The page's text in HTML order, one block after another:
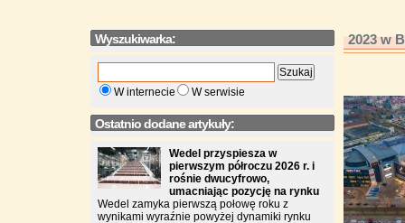
2023 w
Wyszukiwarka:
W internecie W serwisie
Ostatnio dodane artykuły:
Wedel przyspiesza w
pierwszym półroczu 2026 r. i
rośnie dwucyfrowo,
umacniając pozycję na rynku
Wedel zamyka pierwszą połowę roku z
wynikami wyraźnie powyżej dynamiki rynku